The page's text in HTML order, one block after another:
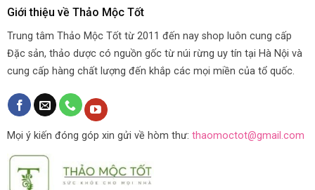
Giới thiệu về Thảo Mộc Tốt
Trung tâm Thảo Mộc Tốt từ 2011 đến nay shop luôn cung cấp
Đặc sản, thảo dược có nguồn gốc từ núi rừng uy tín tại Hà Nội và
cung cấp hàng chất lượng đến khắp các mọi miền của tổ quốc.
Mọi ý kiến đóng góp xin gửi về hòm thư: thaomoctot@gmail.com